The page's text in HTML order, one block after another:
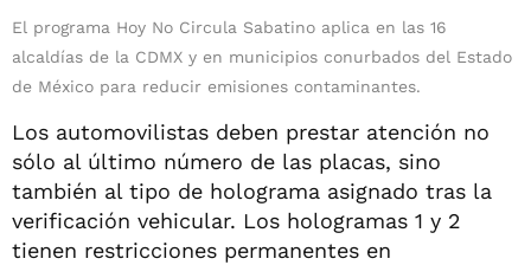
El programa Hoy No Circula Sabatino aplica en las 16
alcaldías de la CDMX y en municipios conurbados del Estado
de México para reducir emisiones contaminantes.
Los automovilistas deben prestar atención no
sólo al último número de las placas, sino
también al tipo de holograma asignado tras la
verificación vehicular. Los hologramas 1 y 2
tienen restricciones permanentes en